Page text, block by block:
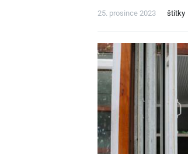
25. prosince 2023 štítky